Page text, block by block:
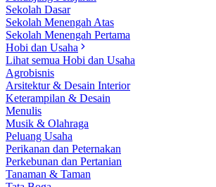
Sekolah Dasar
Sekolah Menengah Atas
Sekolah Menengah Pertama
Hobi dan Usaha
Lihat semua Hobi dan Usaha
Agrobisnis
Arsitektur & Desain Interior
Keterampilan & Desain
Menulis
Musik & Olahraga
Peluang Usaha
Perikanan dan Peternakan
Perkebunan dan Pertanian
Tanaman & Taman